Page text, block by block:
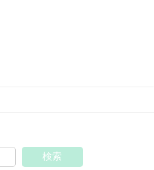
検索